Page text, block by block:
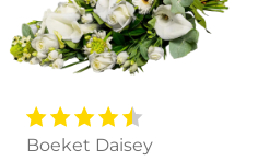
Boeket Daisey